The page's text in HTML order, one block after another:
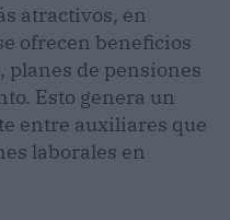
atractivos, en
ofrecen beneficios
de pensiones
Esto genera un
entre auxiliares que
laborales en